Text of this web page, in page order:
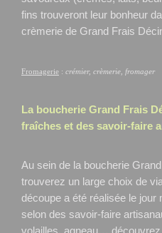
fins trouveront leur bonheur
crèmerie de Grand Frais
Fromagerie : crémier, crèmerie, fromager
La boucherie Grand Frais
fraîches et des savoir-faire
Au sein de la boucherie
trouverez un large choix de
découpe a été réalisée le
selon des savoir-faire